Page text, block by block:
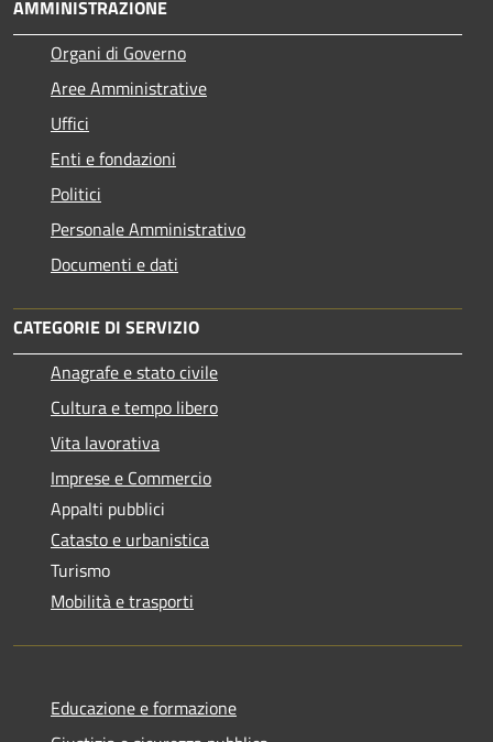
AMMINISTRAZIONE
Organi di Governo
Aree Amministrative
Uffici
Enti e fondazioni
Politici
Personale Amministrativo
Documenti e dati
CATEGORIE DI SERVIZIO
Anagrafe e stato civile
Cultura e tempo libero
Vita lavorativa
Imprese e Commercio
Appalti pubblici
Catasto e urbanistica
Turismo
Mobilità e trasporti
Educazione e formazione